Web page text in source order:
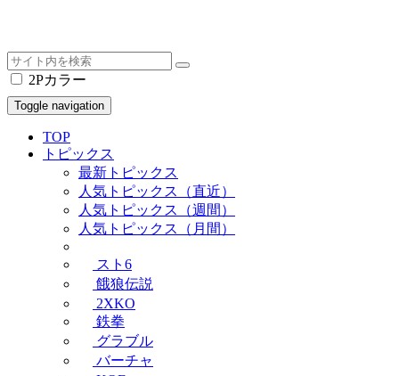
2Pカラー
Toggle navigation
TOP
トピックス
最新トピックス
人気トピックス（直近）
人気トピックス（週間）
人気トピックス（月間）
スト6
餓狼伝説
2XKO
鉄拳
グラブル
バーチャ